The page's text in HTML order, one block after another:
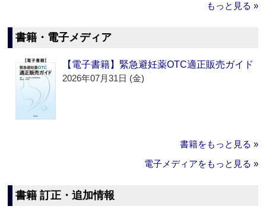
もっと見る »
書籍・電子メディア
【電子書籍】緊急避妊薬OTC適正販売ガイド
2026年07月31日 (金)
書籍をもっと見る »
電子メディアをもっと見る »
書籍 訂正・追加情報